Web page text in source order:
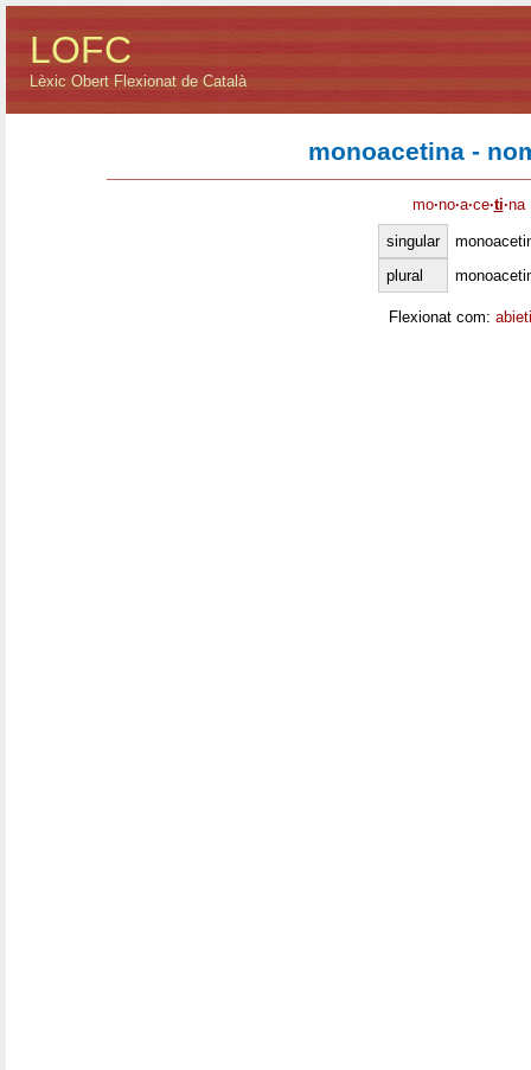
LOFC
Lèxic Obert Flexionat de Català
monoacetina -
mo·no·a·ce·ti·na
singular
plural
Flexionat com: